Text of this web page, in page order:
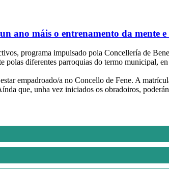
ano máis o entrenamento da mente
programa impulsado pola Concellería de
diferentes parroquias do termo municipal,
empadroado/a no Concello de Fene. A
que, unha vez iniciados os obradoiros,